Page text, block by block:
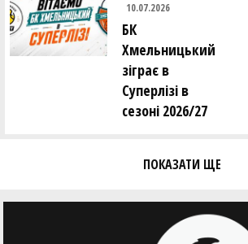
Данило Хаблаков (КРЕМІНЬ
Олександр Хапун (Fresh Cucumbers)
Рафаїл Хрисостоміді (ПОЛІТЕХНІК
Михайло Шарко (ПОЛІТЕХНІК (Харків))
10.07.2026
БК
Хмельницький
зіграє в
Суперлізі в
сезоні 2026/27
ПОКАЗАТИ ЩЕ